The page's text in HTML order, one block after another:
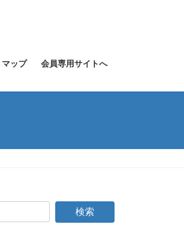
ップ 会員専用サイトへ